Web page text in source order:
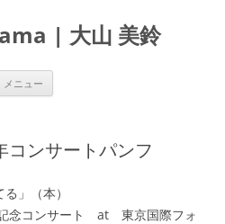
| 大山 美鈴
メニュー
へ
ス
キ
プ
コンサートパンフ
」（本）
記念コンサート at 東京国際フォ